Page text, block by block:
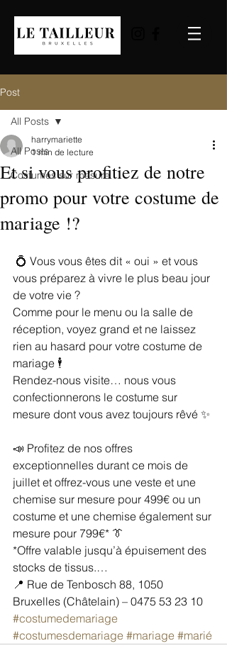
Post
All Posts
Costumes sur mesure
All Posts
Et si vous profitiez de notre
promo pour votre costume de
mariage !?
harrymariette
1 min de lecture
vous préparez à vivre le plus beau jour
de votre vie ?
Comme pour le menu ou la salle de
réception, voyez grand et ne laissez
rien au hasard pour votre costume de
mariage 🕴
Rendez-nous visite… nous vous
confectionnerons le costume sur
mesure dont vous avez toujours rêvé ✨
📣 Profitez de nos offres
exceptionnelles durant ce mois de
juillet et offrez-vous une veste et une
chemise sur mesure pour 499€ ou un
costume et une chemise également sur
mesure pour 799€* 👔
*Offre valable jusqu’à épuisement des
stocks de tissus.…
📍 Rue de Tenbosch 88, 1050
Bruxelles (Châtelain) – 0475 53 23 10
#costumedemariage
#costumesdemariage #mariage #marié